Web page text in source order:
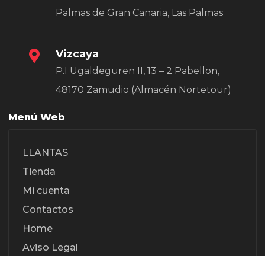
Palmas de Gran Canaria, Las Palmas
Vizcaya
P.I Ugaldeguren II, 13 – 2 Pabellon,
48170 Zamudio (Almacén Nortetour)
Menú Web
LLANTAS
Tienda
Mi cuenta
Contactos
Home
Aviso Legal